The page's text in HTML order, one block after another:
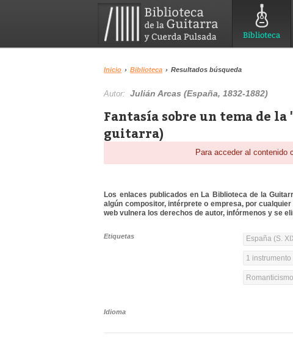
Biblioteca
Inicio › Biblioteca › Resultados búsqueda
Autor:Julián Arcas (España, 1832-1882)
Fantasía sobre un tema de
guitarra)
Para acceder al contenido
Los enlaces publicados en La Biblioteca de la
algún compositor, intérprete o empresa, por
web vulnera los derechos de autor, infórmenos y se
Etiquetas España (S.
1
Idioma